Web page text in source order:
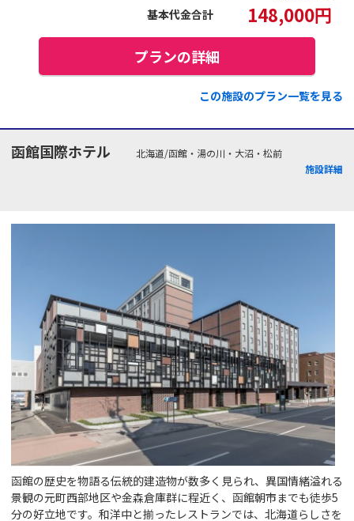
基本代金合計 148,000円
プランの詳細
この施設のプラン一覧を見る
函館国際ホテル
北海道/函館・湯の川・大沼・松前
施設詳細
函館の歴史を物語る伝統的建造物が数多く見られ、異国情緒溢れる
景観の元町西部地区や金森倉庫群に程近く、函館朝市までも徒歩5
分の好立地です。和洋中と揃ったレストランでは、北海道らしさを